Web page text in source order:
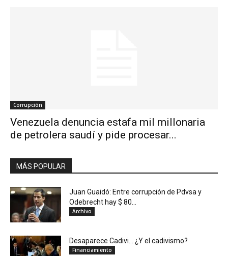
Corrupción
Venezuela denuncia estafa mil millonaria
de petrolera saudí y pide procesar...
MÁS POPULAR
Juan Guaidó: Entre corrupción de Pdvsa y
Odebrecht hay $ 80...
Archivo
Desaparece Cadivi… ¿Y el cadivismo?
Financiamiento